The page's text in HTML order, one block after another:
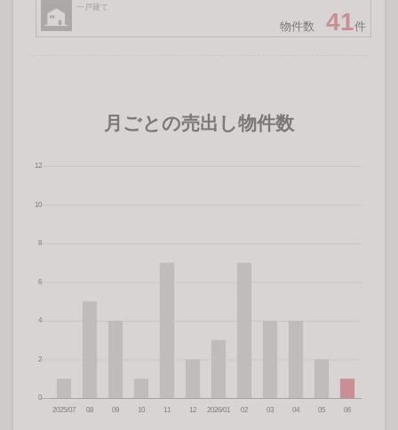
一戸建て
物件数 41件
月ごとの売出し物件数